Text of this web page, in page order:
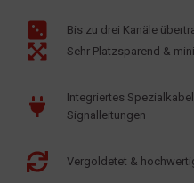
Bis zu drei Kanäle
Sehr Platzsparend &
Integriertes
Signalleitungen
Vergoldetet &